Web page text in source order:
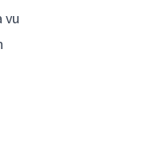
vu